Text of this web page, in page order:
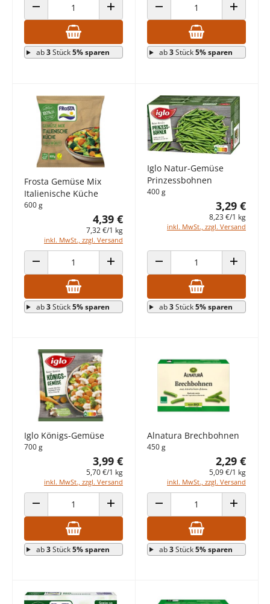
ANZAHL VERRINGERN ANZAHL ERHÖHEN
ab3Stück5% sparen
ANZAHL VERRINGERN ANZAHL
ab3Stück5% sparen
Frosta Gemüse Mix
Italienische Küche
600 g
4,39 €
7,32 €/1 kg
inkl. MwSt., zzgl. Versand
ANZAHL VERRINGERN ANZAHL ERHÖHEN
ab3Stück5% sparen
Iglo Natur-Gemüse
Prinzessbohnen
400 g
3,29 €
8,23 €/1 kg
inkl. MwSt., zzgl. Versand
ANZAHL VERRINGERN ANZAHL
ab3Stück5% sparen
Iglo Königs-Gemüse
700 g
3,99 €
5,70 €/1 kg
inkl. MwSt., zzgl. Versand
ANZAHL VERRINGERN ANZAHL ERHÖHEN
ab3Stück5% sparen
Alnatura Brechbohnen
450 g
2,29 €
5,09 €/1 kg
inkl. MwSt., zzgl. Versand
ANZAHL VERRINGERN ANZAHL
ab3Stück5% sparen